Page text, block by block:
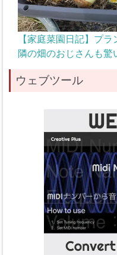
【家庭菜園日記】プ
隣の畑のおじさんも驚
ウェブツール